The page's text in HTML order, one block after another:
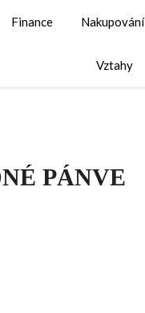
Finance Nakupování
Vztahy
PÁNVE